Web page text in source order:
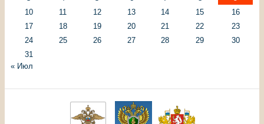
10
11 12 13 14 15
16
17
18 19 20 21 22
23
24
25 26 27 28 29
30
31
« Июл